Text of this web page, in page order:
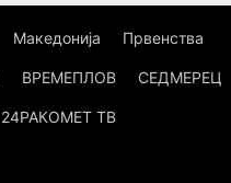
Македонија Првенства
ВРЕМЕПЛОВ СЕДМЕРЕЦ
24РАКОМЕТ ТВ